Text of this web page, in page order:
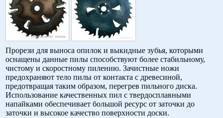
Прорези для выноса опилок и выкидные зубья, которыми
оснащены данные пилы способствуют более стабильному,
чистому и скоростному пилению. Зачистные ножи
предохраняют тело пилы от контакта с древесиной,
предотвращая таким образом, перегрев пильного диска.
Использование качественных пил с твердосплавными
напайками обеспечивает большой ресурс от заточки до
заточки и высокое качество поверхности доски.